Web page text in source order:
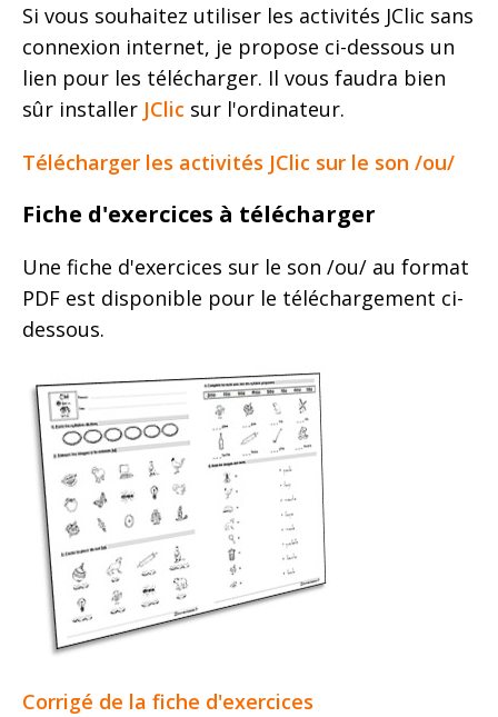
Si vous souhaitez utiliser les activités JClic sans
connexion internet, je propose ci-dessous un
lien pour les télécharger. Il vous faudra bien
sûr installer JClic sur l'ordinateur.
Télécharger les activités JClic sur le son /ou/
Fiche d'exercices à télécharger
Une fiche d'exercices sur le son /ou/ au format
PDF est disponible pour le téléchargement ci-
dessous.
Corrigé de la fiche d'exercices